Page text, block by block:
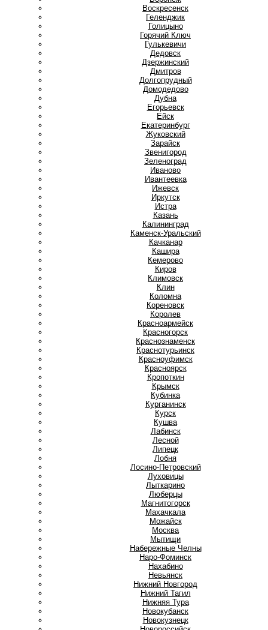
Воскресенск
Геленджик
Голицыно
Горячий Ключ
Гулькевичи
Дедовск
Дзержинский
Дмитров
Долгопрудный
Домодедово
Дубна
Егорьевск
Ейск
Екатеринбург
Жуковский
Зарайск
Звенигород
Зеленоград
Иваново
Ивантеевка
Ижевск
Иркутск
Истра
Казань
Калининград
Каменск-Уральский
Качканар
Кашира
Кемерово
Киров
Климовск
Клин
Коломна
Кореновск
Королев
Красноармейск
Красногорск
Краснознаменск
Краснотурьинск
Красноуфимск
Красноярск
Кропоткин
Крымск
Кубинка
Курганинск
Курск
Кушва
Лабинск
Лесной
Липецк
Лобня
Лосино-Петровский
Луховицы
Лыткарино
Люберцы
Магнитогорск
Махачкала
Можайск
Москва
Мытищи
Набережные Челны
Наро-Фоминск
Нахабино
Невьянск
Нижний Новгород
Нижний Тагил
Нижняя Тура
Новокубанск
Новокузнецк